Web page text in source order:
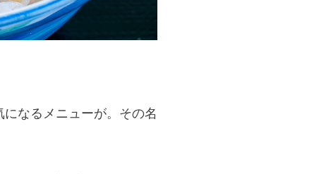
なるメニューが。その名